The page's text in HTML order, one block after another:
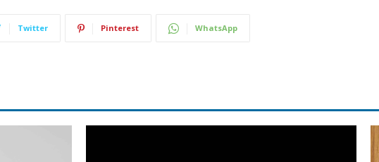
Twitter Pinterest WhatsApp